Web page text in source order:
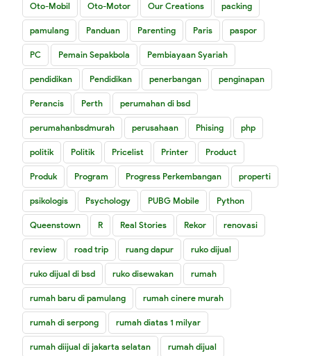
Oto-Mobil Oto-Motor Our Creations packing
pamulang Panduan Parenting Paris paspor
PC Pemain Sepakbola Pembiayaan Syariah
pendidikan Pendidikan penerbangan penginapan
Perancis Perth perumahan di bsd
perumahanbsdmurah perusahaan Phising php
politik Politik Pricelist Printer Product
Produk Program Progress Perkembangan properti
psikologis Psychology PUBG Mobile Python
Queenstown R Real Stories Rekor renovasi
review road trip ruang dapur ruko dijual
ruko dijual di bsd ruko disewakan rumah
rumah baru di pamulang rumah cinere murah
rumah di serpong rumah diatas 1 milyar
rumah diijual di jakarta selatan rumah dijual